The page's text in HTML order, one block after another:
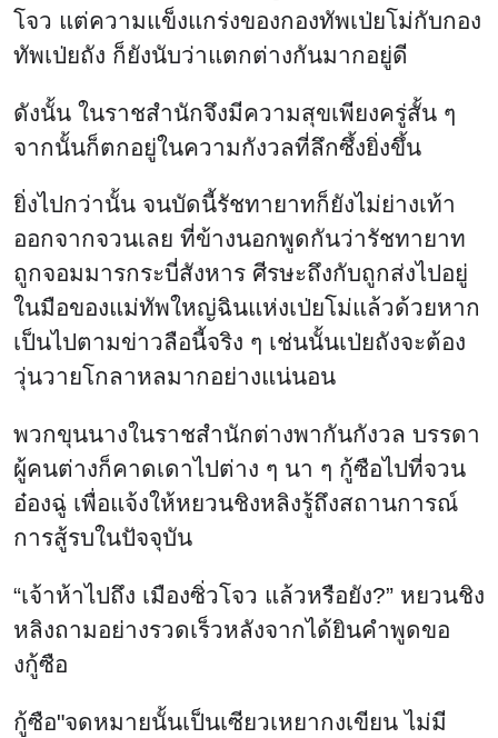
โจว แต่ความแข็งแกร่งของกองทัพเป่ยโม่กับกอง
ทัพเป่ยถัง ก็ยังนับว่าแตกต่างกันมากอยู่ดี
ดังนั้น ในราชสำนักจึงมีความสุขเพียงครู่สั้น ๆ
จากนั้นก็ตกอยู่ในความกังวลที่ลึกซึ้งยิ่งขึ้น
ยิ่งไปกว่านั้น จนบัดนี้รัชทายาทก็ยังไม่ย่างเท้า
ออกจากจวนเลย ที่ข้างนอกพูดกันว่ารัชทายาท
ถูกจอมมารกระบี่สังหาร ศีรษะถึงกับถูกส่งไปอยู่
ในมือของแม่ทัพใหญ่ฉินแห่งเป่ยโม่แล้วด้วยหาก
เป็นไปตามข่าวลือนี้จริง ๆ เช่นนั้นเป่ยถังจะต้อง
วุ่นวายโกลาหลมากอย่างแน่นอน
พวกขุนนางในราชสำนักต่างพากันกังวล บรรดา
ผู้คนต่างก็คาดเดาไปต่าง ๆ นา ๆ กู้ซือไปที่จวน
อ๋องฉู่ เพื่อแจ้งให้หยวนชิงหลิงรู้ถึงสถานการณ์
การสู้รบในปัจจุบัน
“เจ้าห้าไปถึง เมืองซิ่วโจว แล้วหรือยัง?” หยวนชิง
หลิงถามอย่างรวดเร็วหลังจากได้ยินคำพูดขอ
งกู้ซือ
กู้ซือ"จดหมายนั้นเป็นเซียวเหยากงเขียน ไม่มี